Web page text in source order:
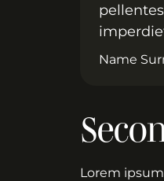
Name
Lorem